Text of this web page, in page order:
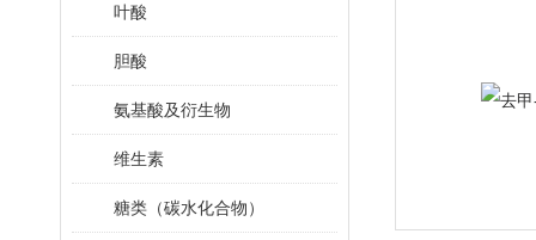
叶酸
胆酸
氨基酸及衍生物
维生素
糖类（碳水化合物）